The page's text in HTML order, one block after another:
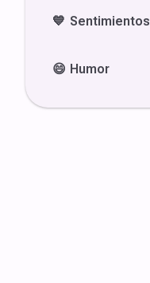
💙 Sentimientos
😄 Humor